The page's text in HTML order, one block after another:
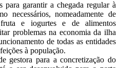
para garantir a chegada regular à
necessários, nomeadamente de
e iogurtes e de alimentos
problemas na economia da ilha
de todas as entidades
à população.
gestora para a concretização do